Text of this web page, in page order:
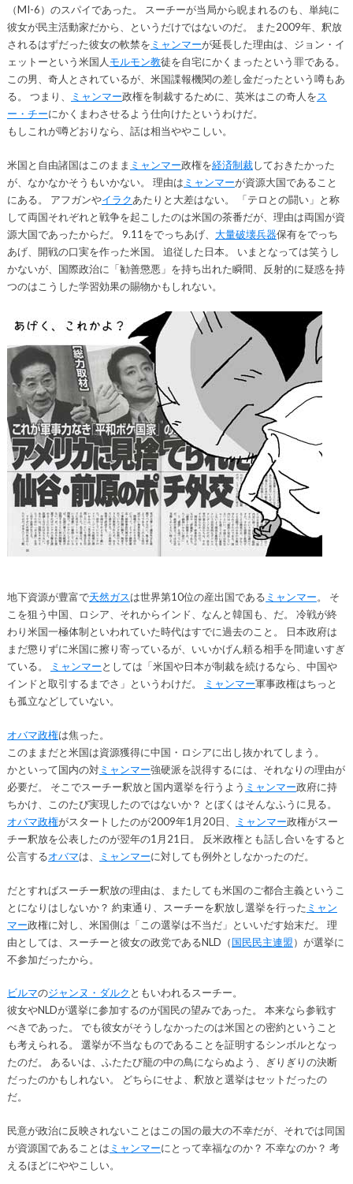
（MI-6）のスパイであった。 スーチーが当局から睨まれるのも、単純に
彼女が民主活動家だから、というだけではないのだ。 また2009年、釈放
されるはずだった彼女の軟禁を ミャンマーが延長した理由は、ジョン・イ
ェットーという米国人 モルモン教徒を自宅にかくまったという罪である。
この男、奇人とされているが、米国諜報機関の差し金だったという噂もあ
る。 つまり、
ミャンマー政権を制裁するために、英米はこの奇人をス
ー・チーにかくまわさせるよう仕向けたというわけだ。
もしこれが噂どおりなら、話は相当ややこしい。
米国と自由諸国はこのまま ミャンマー政権を経済制裁しておきたかった
が、なかなかそうもいかない。 理由は ミャンマーが資源大国であること
にある。 アフガンやイラクあたりと大差はない。 「テロとの闘い」と称
して両国それぞれと戦争を起こしたのは米国の茶番だが、理由は両国が資
源大国であったからだ。 9.11をでっちあげ、 大量破壊兵器保有をでっち
あげ、開戦の口実を作った米国。 追従した日本。 いまとなっては笑うし
かないが、国際政治に「勧善懲悪」を持ち出れた瞬間、反射的に疑惑を持
つのはこうした学習効果の賜物かもしれない。
地下資源が豊富で天然ガスは世界第10位の産出国である ミャンマー。 そ
こを狙う中国、ロシア、それからインド、なんと韓国も、だ。 冷戦が終
わり米国一極体制といわれていた時代はすでに過去のこと。 日本政府は
まだ懲りずに米国に擦り寄っているが、いいかげん頼る相手を間違いすぎ
ている。
ミャンマーとしては「米国や日本が制裁を続けるなら、中国や
インドと取引するまでさ」というわけだ。
ミャンマー軍事政権はちっと
も孤立などしていない。
オバマ政権は焦った。
このままだと米国は資源獲得に中国・ロシアに出し抜かれてしまう。
かといって国内の対ミャンマー強硬派を説得するには、それなりの理由が
必要だ。 そこでスーチー釈放と国内選挙を行うよう ミャンマー政府に持
ちかけ、このたび実現したのではないか？ とぼくはそんなふうに見る。
オバマ政権がスタートしたのが2009年1月20日、 ミャンマー政権がスー
チー釈放を公表したのが翌年の1月21日。 反米政権とも話し合いをすると
公言するオバマは、 ミャンマーに対しても例外としなかったのだ。
だとすればスーチー釈放の理由は、またしても米国のご都合主義というこ
とになりはしないか？ 約束通り、スーチーを釈放し選挙を行った ミャン
マー政権に対し、米国側は「この選挙は不当だ」といいだす始末だ。 理
由としては、スーチーと彼女の政党であるNLD（国民民主連盟）が選挙に
不参加だったから。
ビルマのジャンヌ・ダルク ともいわれるスーチー。
彼女やNLDが選挙に参加するのが国民の望みであった。 本来なら参戦す
べきであった。 でも彼女がそうしなかったのは米国との密約ということ
も考えられる。 選挙が不当なものであることを証明するシンボルとなっ
たのだ。 あるいは、ふたたび籠の中の鳥にならぬよう、ぎりぎりの決断
だったのかもしれない。 どちらにせよ、釈放と選挙はセットだったの
だ。
民意が政治に反映されないことはこの国の最大の不幸だが、それでは同国
が資源国であることは ミャンマーにとって幸福なのか？ 不幸なのか？ 考
えるほどにややこしい。